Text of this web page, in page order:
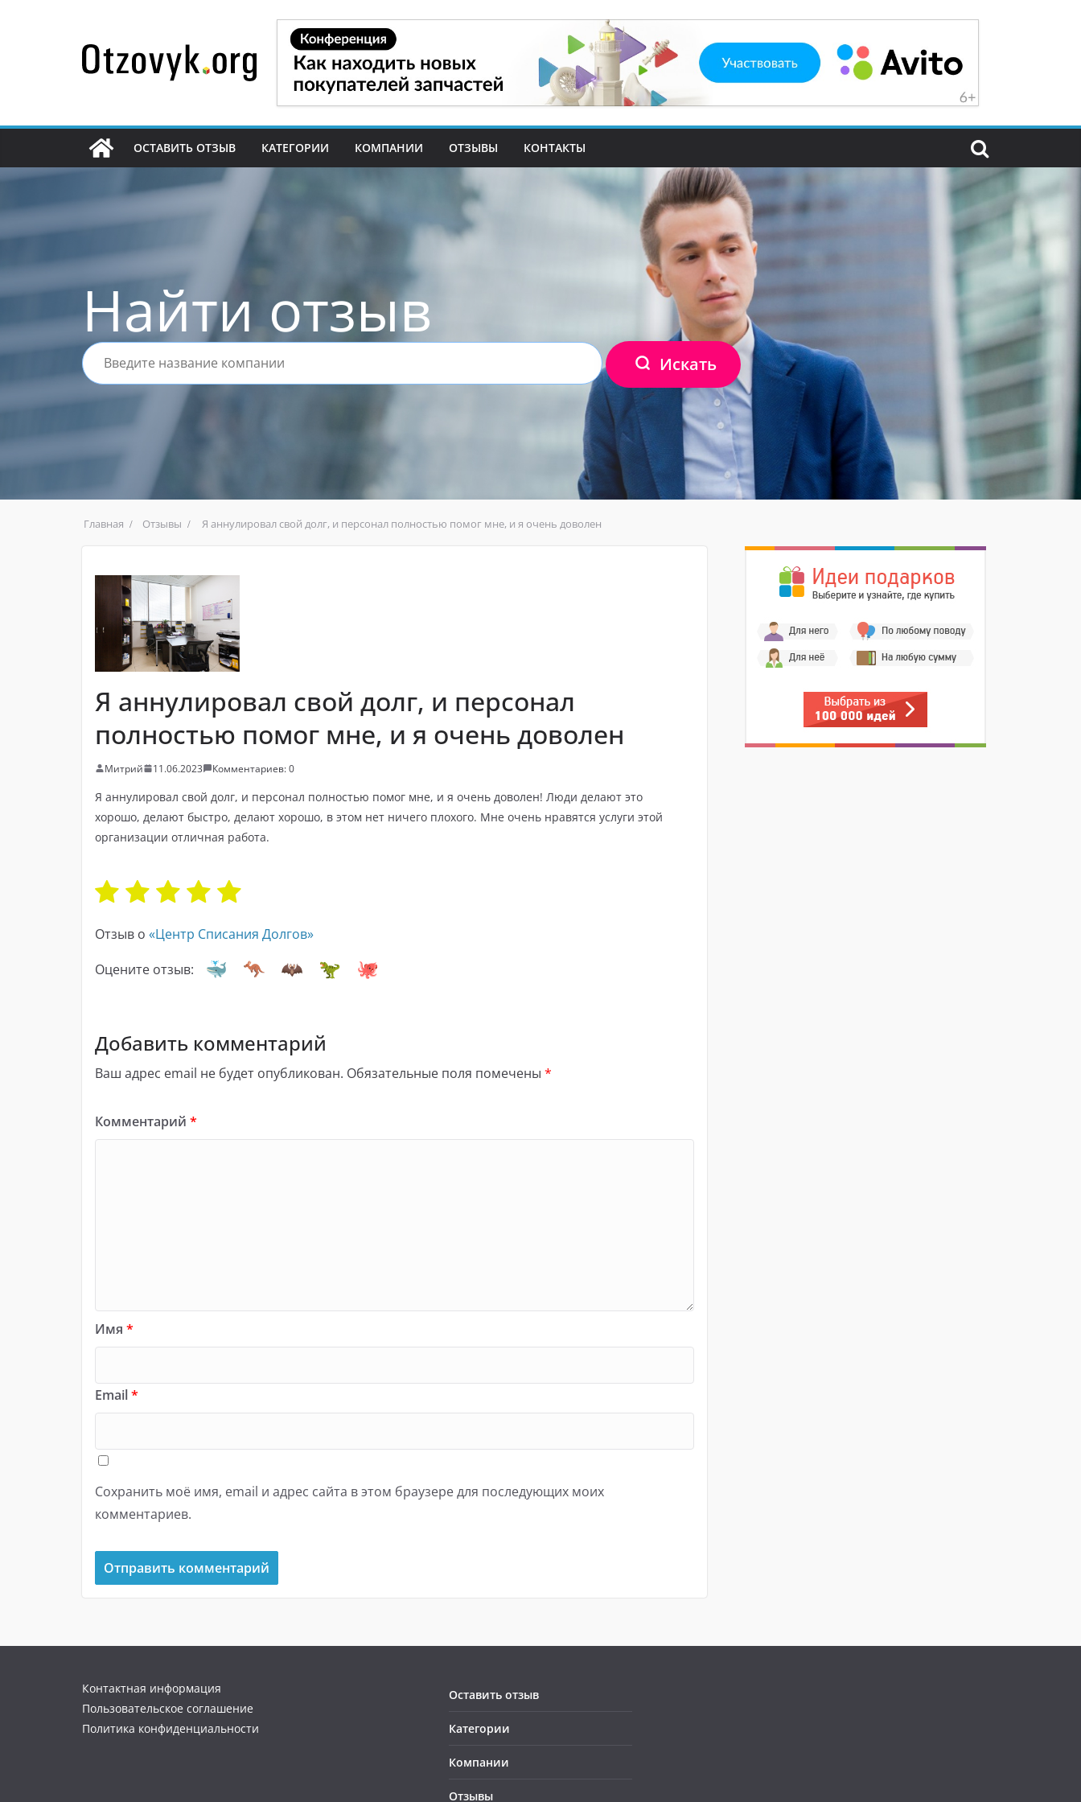
содержимому
ОСТАВИТЬ ОТЗЫВ КАТЕГОРИИ КОМПАНИИ ОТЗЫВЫ КОНТАКТЫ
Найти отзыв
Искать
Главная Отзывы Я аннулировал свой долг, и персонал полностью помог мне, и я очень доволен
Я аннулировал свой долг, и персонал
полностью помог мне, и я очень доволен
Митрий 11.06.2023 Комментариев: 0
Я аннулировал свой долг, и персонал полностью помог мне, и я очень доволен! Люди делают это
хорошо, делают быстро, делают хорошо, в этом нет ничего плохого. Мне очень нравятся услуги этой
организации отличная работа.
Отзыв о «Центр Списания Долгов»
Оцените отзыв:
Добавить комментарий
Ваш адрес email не будет опубликован. Обязательные поля помечены *
Комментарий *
Имя *
Email*
Сохранить моё имя, email и адрес сайта в этом браузере для последующих моих
комментариев.
Контактная информация
Пользовательское соглашение
Политика конфиденциальности
Оставить отзыв
Категории
Компании
Отзывы